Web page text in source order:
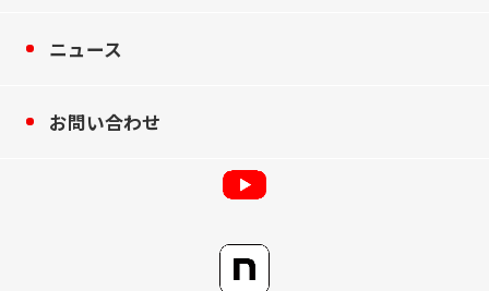
ニュース
お問い合わせ